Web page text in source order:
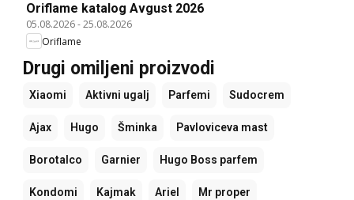
Oriflame katalog Avgust 2026
05.08.2026-25.08.2026
Oriflame
Drugi omiljeni proizvodi
Xiaomi Aktivni ugalj Parfemi Sudocrem
Ajax Hugo Šminka Pavloviceva mast
Borotalco Garnier Hugo Boss parfem
Kondomi Kajmak Ariel Mr proper